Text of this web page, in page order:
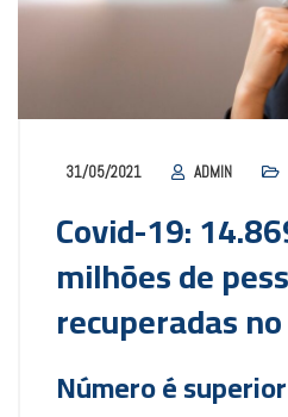
31/05/2021 ADMIN
Covid-19:
milhões de
recuperadas
Número é